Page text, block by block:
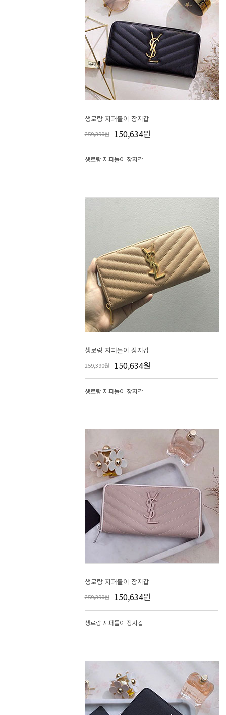
생로랑 지퍼돌이 장지갑
259,390원 150,634원
생로랑 지퍼돌이 장지갑
생로랑 지퍼돌이 장지갑
259,390원 150,634원
생로랑 지퍼돌이 장지갑
생로랑 지퍼돌이 장지갑
259,390원 150,634원
생로랑 지퍼돌이 장지갑